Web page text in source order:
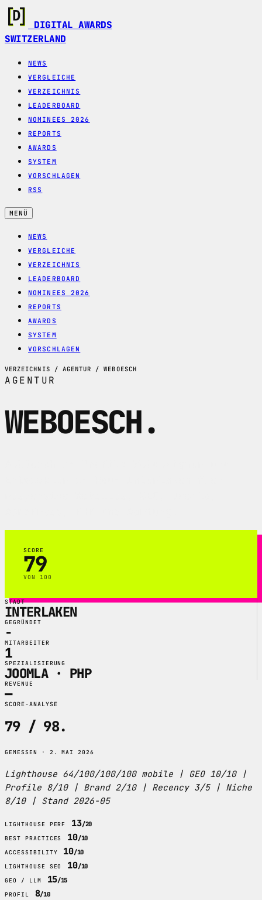
DIGITAL AWARDS
SWITZERLAND
NEWS
VERGLEICHE
VERZEICHNIS
LEADERBOARD
NOMINEES 2026
REPORTS
AWARDS
SYSTEM
VORSCHLAGEN
RSS
MENÜ
NEWS
VERGLEICHE
VERZEICHNIS
LEADERBOARD
NOMINEES 2026
REPORTS
AWARDS
SYSTEM
VORSCHLAGEN
VERZEICHNIS / AGENTUR / WEBOESCH
AGENTUR
WEBOESCH.
SCORE
79
VON 100
STADT
INTERLAKEN
GEGRÜNDET
-
MITARBEITER
1
SPEZIALISIERUNG
JOOMLA · PHP
REVENUE
—
SCORE-ANALYSE
79 / 98.
GEMESSEN · 2. MAI 2026
Lighthouse 64/100/100/100 mobile | GEO 10/10 |
Profile 8/10 | Brand 2/10 | Recency 3/5 | Niche
8/10 | Stand 2026-05
LIGHTHOUSE PERF 13/20
BEST PRACTICES 10/10
ACCESSIBILITY 10/10
LIGHTHOUSE SEO 10/10
GEO / LLM 15/15
PROFIL 8/10